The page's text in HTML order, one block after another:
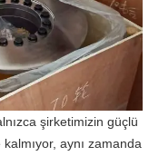
şirketimizin güçlü
aynı zamanda